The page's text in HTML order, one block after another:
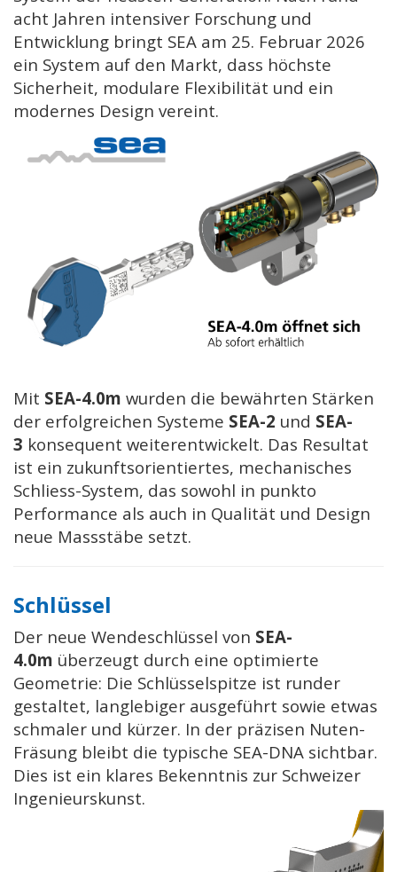
acht Jahren intensiver Forschung und
Entwicklung bringt SEA am 25. Februar 2026
ein System auf den Markt, dass höchste
Sicherheit, modulare Flexibilität und ein
modernes Design vereint.
Mit SEA-4.0m wurden die bewährten Stärken
der erfolgreichen Systeme SEA-2 und SEA-
3 konsequent weiterentwickelt. Das Resultat
ist ein zukunftsorientiertes, mechanisches
Schliess-System, das sowohl in punkto
Performance als auch in Qualität und Design
neue Massstäbe setzt.
Schlüssel
Der neue Wendeschlüssel von SEA-
4.0m überzeugt durch eine optimierte
Geometrie: Die Schlüsselspitze ist runder
gestaltet, langlebiger ausgeführt sowie etwas
schmaler und kürzer. In der präzisen Nuten-
Fräsung bleibt die typische SEA-DNA sichtbar.
Dies ist ein klares Bekenntnis zur Schweizer
Ingenieurskunst.